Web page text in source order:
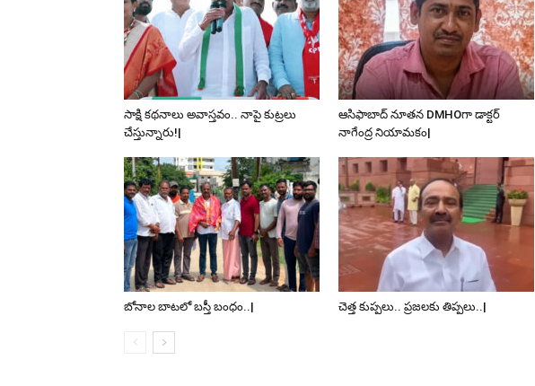
సాక్షి కథనాలు అవాస్తవం.. నాపై కుట్రలు
చేస్తున్నారు!|
ఆసిఫాబాద్ నూతన DMHOగా డాక్టర్
నాగేంద్ర నియామకం|
బోనాల బాటలో బస్తీ బంధం..| చెత్త కుప్పలు.. ప్రజలకు తిప్పలు..|